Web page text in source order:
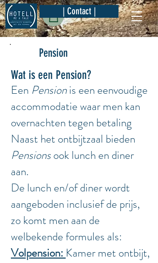
| Contact |
Pension
Wat is een Pension?
Een Pensionis een eenvoudige
accommodatie waar men kan
overnachten tegen betaling
Naast het ontbijtzaal bieden
Pensionsook lunch en diner
aan.
De lunch en/of diner wordt
aangeboden inclusief de prijs,
zo komt men aan de
welbekende formules als:
Volpension: Kamer met ontbijt,